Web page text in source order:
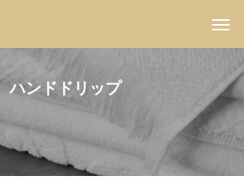
ハンドドリップ